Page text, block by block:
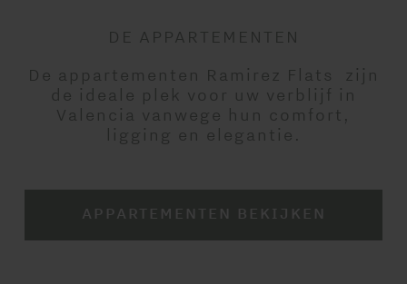
DE APPARTEMENTEN
De appartementen Ramirez Flats zijn
de ideale plek voor uw verblijf in
Valencia vanwege hun comfort,
ligging en elegantie.
APPARTEMENTEN BEKIJKEN